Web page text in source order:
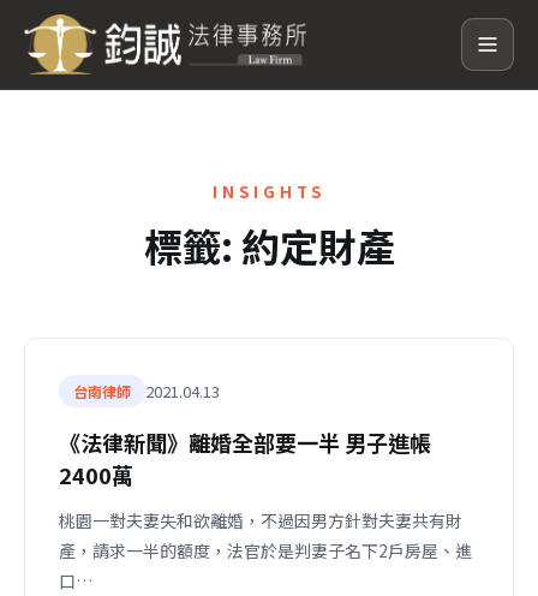
INSIGHTS
標籤: 約定財產
台南律師 2021.04.13
《法律新聞》離婚全部要一半 男子進帳
2400萬
桃園一對夫妻失和欲離婚，不過因男方針對夫妻共有財
產，請求一半的額度，法官於是判妻子名下2戶房屋、進
口…